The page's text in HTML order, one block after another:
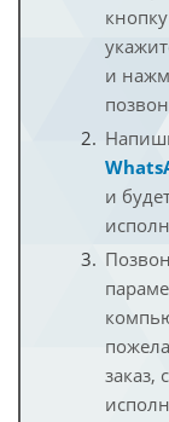
и
и
заказ,